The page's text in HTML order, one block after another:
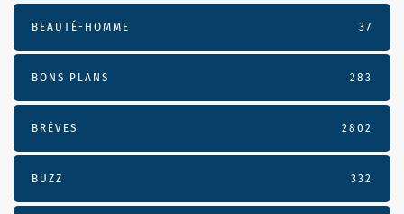
BEAUTÉ-HOMME 37
BONS PLANS 283
BRÈVES 2802
BUZZ 332